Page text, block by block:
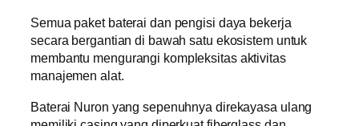
Semua paket baterai dan pengisi daya bekerja
secara bergantian di bawah satu ekosistem untuk
membantu mengurangi kompleksitas aktivitas
manajemen alat.
Baterai Nuron yang sepenuhnya direkayasa ulang